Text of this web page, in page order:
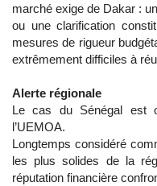
marché exige de Dakar :
ou une clarification
mesures de rigueur
extrêmement difficiles à
Alerte régionale
Le cas du Sénégal est
l’UEMOA.
Longtemps considéré
les plus solides de la
réputation financière